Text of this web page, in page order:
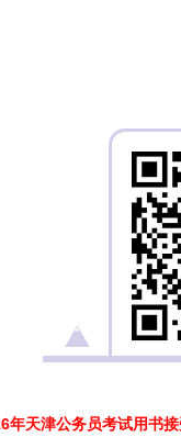
年天津公务员考试用书